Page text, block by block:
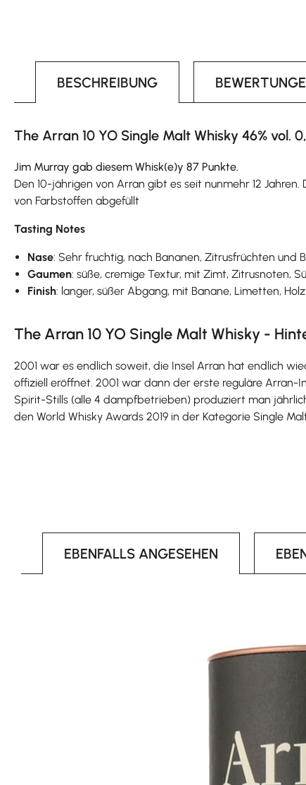
BESCHREIBUNG
The Arran 10 YO Single Malt Whisky 46% vol.
Jim Murray gab diesem Whisk(e)y 87 Punkte.
Den 10-jährigen von Arran gibt es seit nunmehr 12
von Farbstoffen abgefüllt
Tasting Notes
Nase: Sehr fruchtig, nach Bananen, Zitrusfrüchten und
Gaumen: süße, cremige Textur, mit Zimt, Zitrusnoten,
Finish: langer, süßer Abgang, mit Banane, Limetten,
The Arran 10 YO Single Malt Whisky -
2001 war es endlich soweit, die Insel Arran hat endlich
offiziell eröffnet. 2001 war dann der erste reguläre
Spirit-Stills (alle 4 dampfbetrieben) produziert man
den World Whisky Awards 2019 in der Kategorie Single
EBENFALLS ANGESEHEN